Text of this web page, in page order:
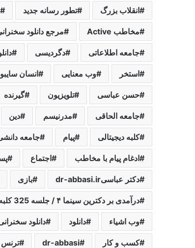
انقلاب بزرگ تطور رسانه جدید
مخاطب Active مرجع دانلود
جامعه اطلاعاتی دگردیسی
استخر وب معنایی انسان
حسن عباسی تلویزیون گیرنده
جامعه الحاقی مدرنیسم دین
کلبه دیجیتالی پیام جامعه
ادغام پیام با مخاطب اجتماع
دکتر عباسیdr-abbasi.ir بازی
درآمدی بر دکترین سینما ۴ / جلسه 325 کلبه ی کرامت
وب اشیاء دانلود دانلود
کسب و کار dr-abbasi